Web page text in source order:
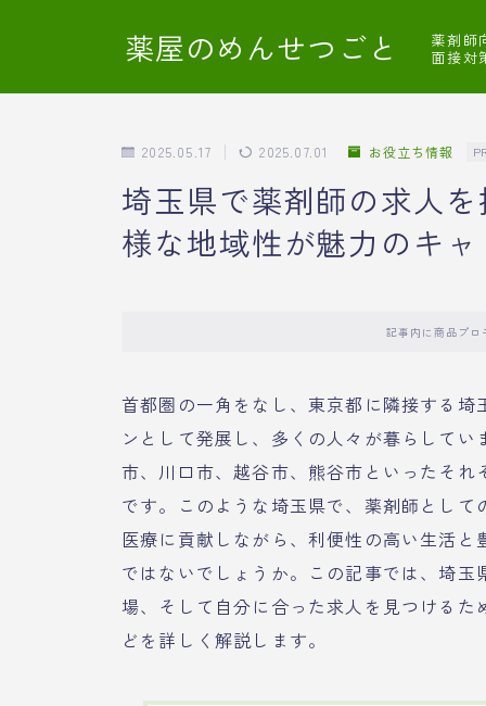
薬屋のめんせつごと
薬剤師
面接対
2025.05.17 2025.07.01 お役立ち情報
埼玉県で薬剤師の求人
様な地域性が魅力のキ
記事内に商品プ
首都圏の一角をなし、東京都に隣接する
ンとして発展し、多くの人々が暮らして
市、川口市、越谷市、熊谷市といったそ
です。このような埼玉県で、薬剤師とし
医療に貢献しながら、利便性の高い生活
ではないでしょうか。この記事では、埼
場、そして自分に合った求人を見つける
どを詳しく解説します。